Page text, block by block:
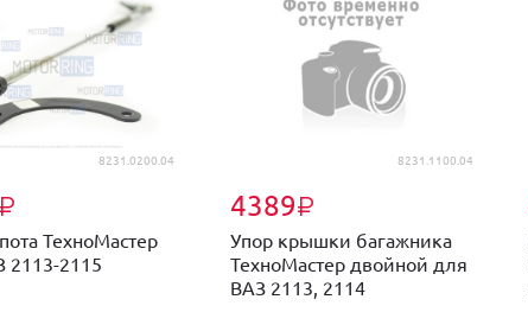
8231.0200.04
₽
ТехноМастер
2113-2115
8231.1100.04
4389₽
Упор крышки багажника
ТехноМастер двойной для
ВАЗ 2113, 2114